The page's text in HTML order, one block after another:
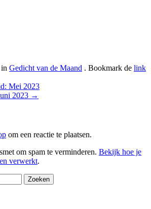
Gedicht van de Maand . Bookmark de link
Mei 2023
2023 →
om een reactie te plaatsen.
om spam te verminderen. Bekijk hoe je
verwerkt.